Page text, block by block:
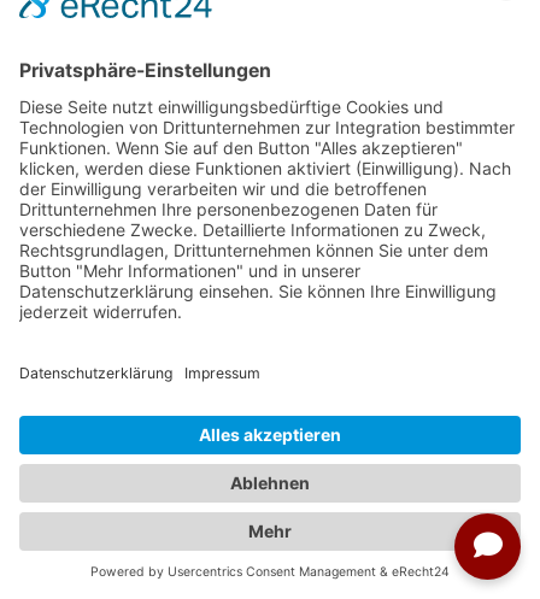
28.10.2026 - 04.11.2026
29.10.2026 - 05.11.2026
ab € 6.399,00
auswählen
30.10.2026 - 06.11.2026
ab € 6.399,00
auswählen
31.10.2026 - 07.11.2026
ab € 6.399,00
auswählen
01.11.2026 - 08.11.2026
auswählen